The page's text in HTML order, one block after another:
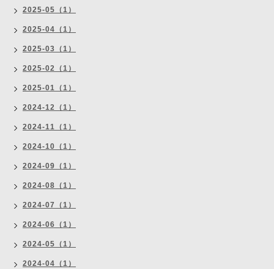
2025-05（1）
2025-04（1）
2025-03（1）
2025-02（1）
2025-01（1）
2024-12（1）
2024-11（1）
2024-10（1）
2024-09（1）
2024-08（1）
2024-07（1）
2024-06（1）
2024-05（1）
2024-04（1）